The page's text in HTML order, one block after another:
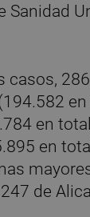
Sanidad
casos,
en
en
de